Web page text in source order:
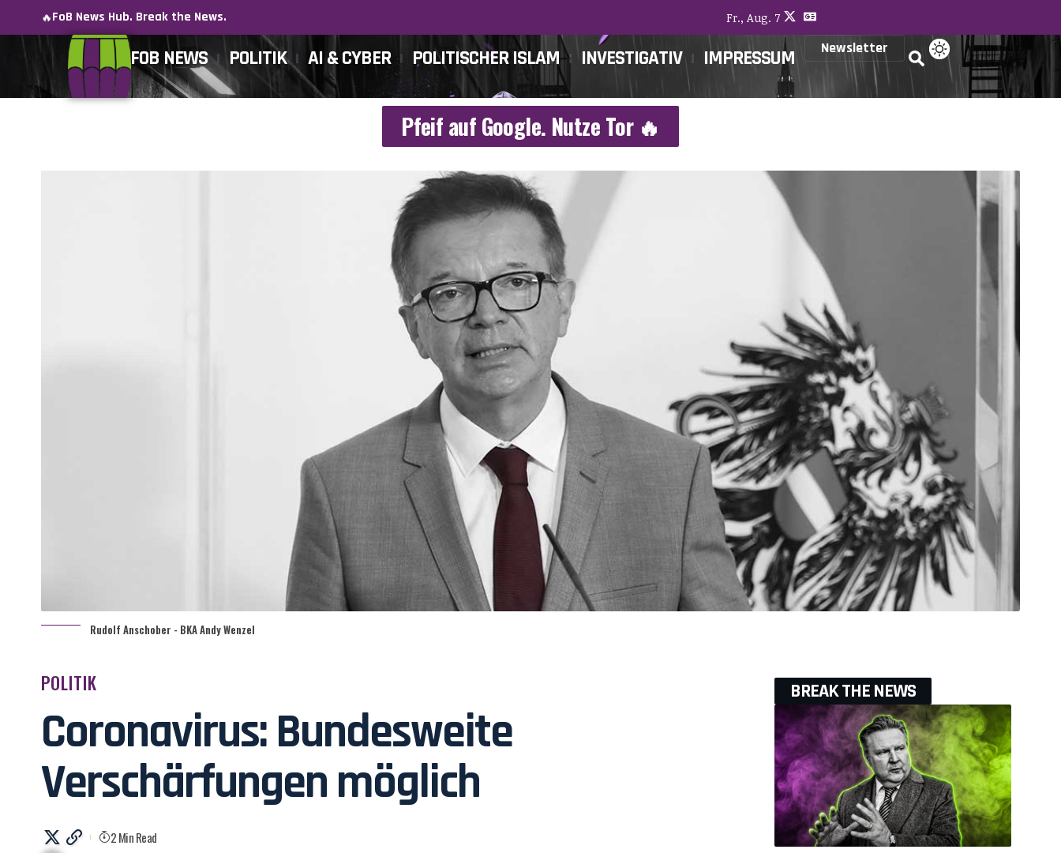
🔥FoB News Hub. Break the News. Fr., Aug. 7
FOB NEWS POLITIK AI & CYBER POLITISCHER ISLAM INVESTIGATIV IMPRESSUM Newsletter
Pfeif auf Google. Nutze Tor 🔥
Rudolf Anschober - BKA Andy Wenzel
POLITIK
Coronavirus: Bundesweite
Verschärfungen möglich
2 Min Read
BREAK THE NEWS